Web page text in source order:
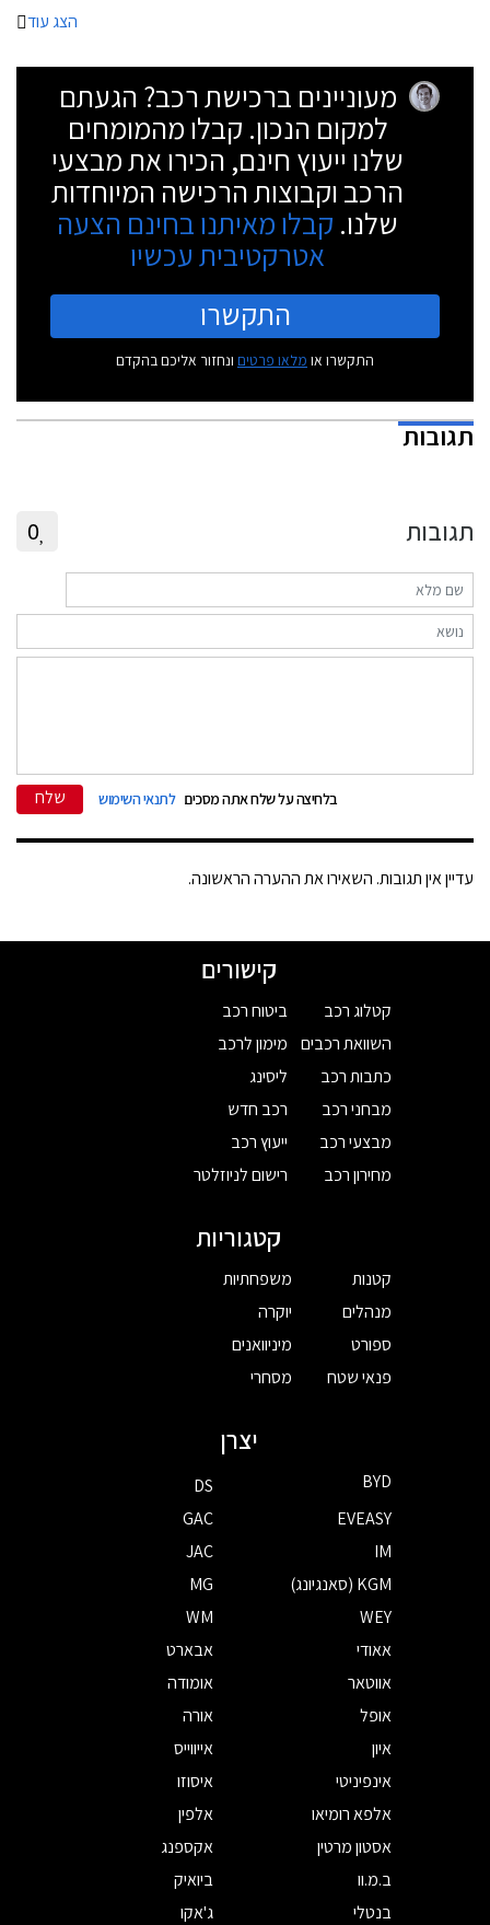
הצג עוד
מעוניינים ברכישת רכב? הגעתם
למקום הנכון. קבלו מהמומחים
שלנו ייעוץ חינם, הכירו את מבצעי
הרכב וקבוצות הרכישה המיוחדות
שלנו. קבלו מאיתנו בחינם הצעה
אטרקטיבית עכשיו
התקשרו
התקשרו או מלאו פרטים ונחזור אליכם בהקדם
תגובות
תגובות 0
בלחיצה על שלח אתה מסכים לתנאי השימוש שלח
עדיין אין תגובות. השאירו את ההערה הראשונה.
קישורים
קטלוג רכב
השוואת רכבים
כתבות רכב
מבחני רכב
מבצעי רכב
מחירון רכב
ביטוח רכב
מימון לרכב
ליסינג
רכב חדש
ייעוץ רכב
רישום לניוזלטר
קטגוריות
קטנות
מנהלים
ספורט
פנאי שטח
משפחתיות
יוקרה
מיניוואנים
מסחרי
יצרן
BYD
DS
EVEASY
GAC
IM
JAC
KGM (סאנגיונג)
MG
WEY
WM
אאודי
אבארט
אווטאר
אומודה
אופל
אורה
איון
אייווייס
אינפיניטי
איסוזו
אלפא רומיאו
אלפין
אסטון מרטין
אקספנג
ב.מ.וו
ביואיק
בנטלי
ג'אקו